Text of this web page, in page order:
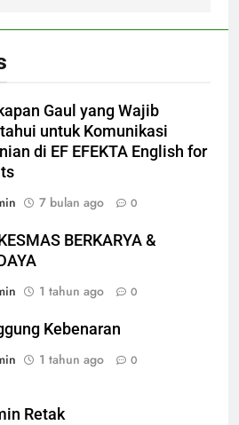
Gaul yang Wajib
untuk Komunikasi
di EF EFEKTA English for
7 bulan ago 0
BERKARYA &
1 tahun ago 0
Kebenaran
1 tahun ago 0
Retak